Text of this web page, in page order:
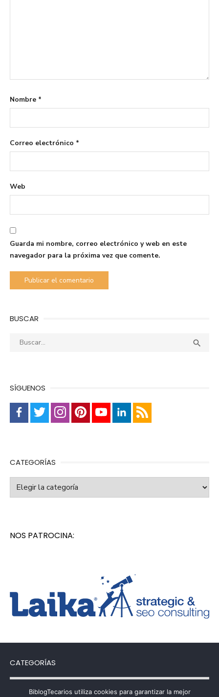
Nombre *
Correo electrónico *
Web
Guarda mi nombre, correo electrónico y web en este
navegador para la próxima vez que comente.
BUSCAR
Buscar: 
SÍGUENOS
CATEGORÍAS
Categorías
NOS PATROCINA:
CATEGORÍAS
Categorías
BiblogTecarios utiliza cookies para garantizar la mejor